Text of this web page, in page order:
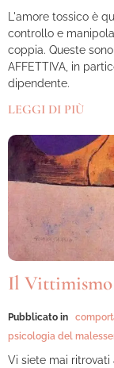
L'amore tossico è
controllo e
coppia. Queste
AFFETTIVA, in
dipendente.
LEGGI DI PIÙ
Il Vittimismo
Pubblicato in
psicologia del
Vi siete mai